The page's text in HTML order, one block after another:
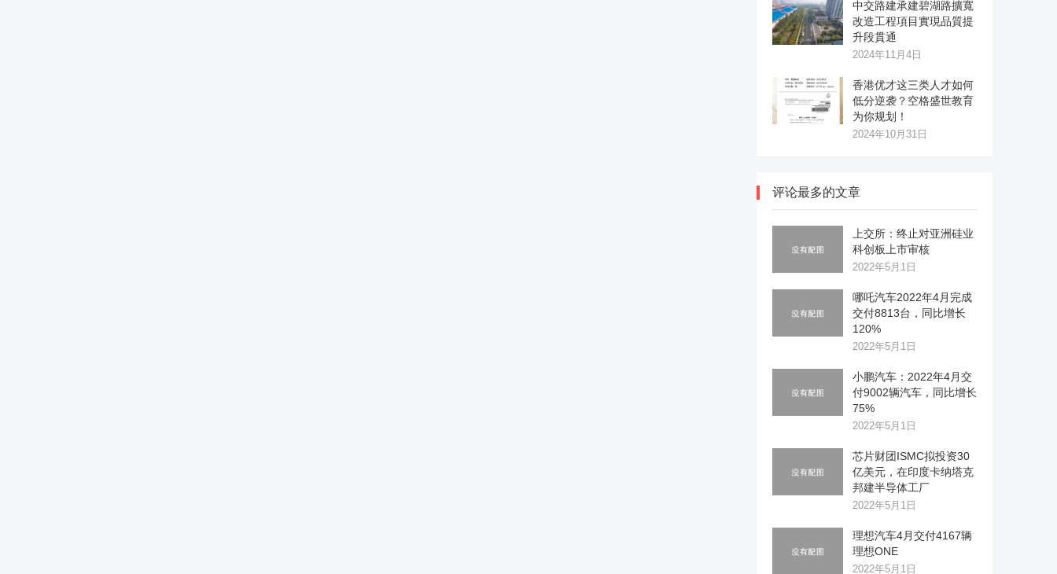
中交路建承建碧湖路擴寬
改造工程項目實現品質提
升段貫通
2024年11月4日
香港优才这三类人才如何
低分逆袭？空格盛世教育
为你规划！
2024年10月31日
评论最多的文章
上交所：终止对亚洲硅业
科创板上市审核
2022年5月1日
哪吒汽车2022年4月完成
交付8813台，同比增长
120%
2022年5月1日
小鹏汽车：2022年4月交
付9002辆汽车，同比增长
75%
2022年5月1日
芯片财团ISMC拟投资30
亿美元，在印度卡纳塔克
邦建半导体工厂
2022年5月1日
理想汽车4月交付4167辆
理想ONE
2022年5月1日